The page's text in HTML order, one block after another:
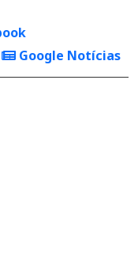
Google Notícias